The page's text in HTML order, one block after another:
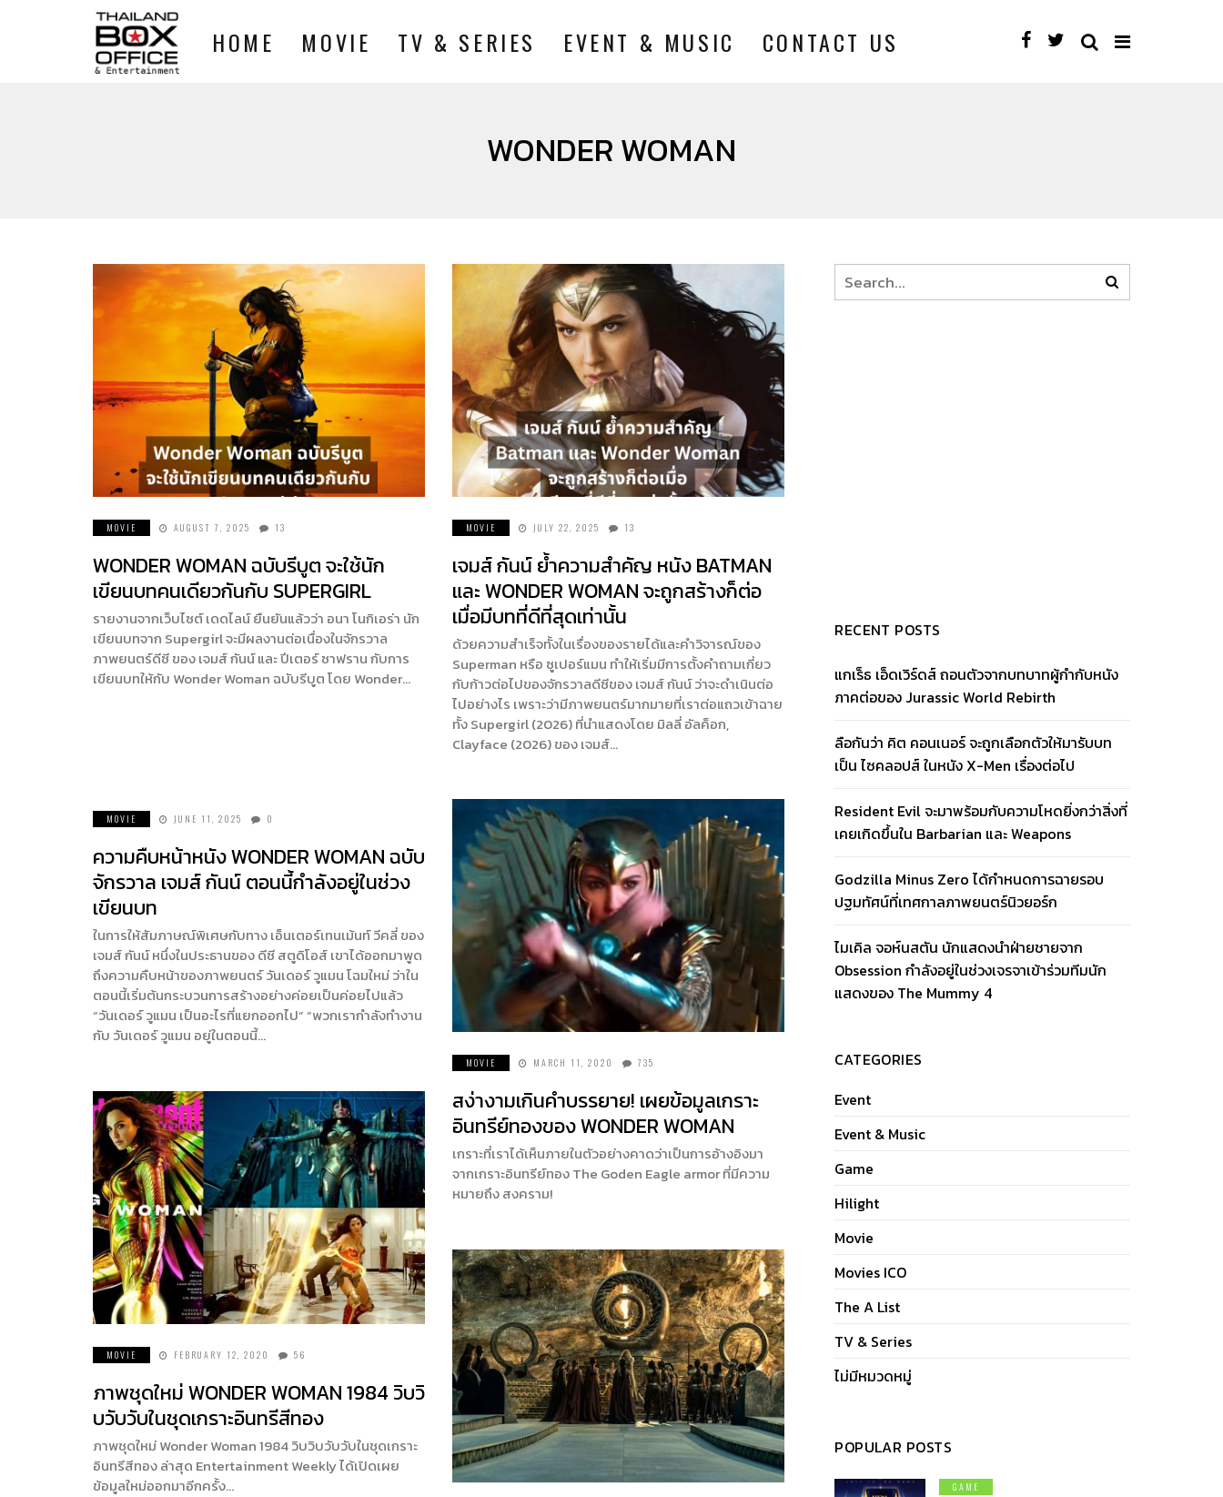
HOME MOVIE TV & SERIES EVENT & MUSIC CONTACT US
WONDER WOMAN
MOVIE AUGUST 7, 2025 13
WONDER WOMAN ฉบับรีบูต จะใช้นัก
เขียนบทคนเดียวกันกับ SUPERGIRL
รายงานจากเว็บไซต์ เดดไลน์ ยืนยันแล้วว่า อนา โนกิเอร่า นัก
เขียนบทจาก Supergirl จะมีผลงานต่อเนื่องในจักรวาล
ภาพยนตร์ดีซี ของ เจมส์ กันน์ และ ปีเตอร์ ซาฟราน กับการ
เขียนบทให้กับ Wonder Woman ฉบับรีบูต โดย Wonder…
MOVIE JULY 22, 2025 13
เจมส์ กันน์ ยํ้าความสำคัญ หนัง BATMAN
และ WONDER WOMAN จะถูกสร้างก็ต่อ
เมื่อมีบทที่ดีที่สุดเท่านั้น
ด้วยความสำเร็จทั้งในเรื่องของรายได้และคำวิจารณ์ของ
Superman หรือ ซูเปอร์แมน ทำให้เริ่มมีการตั้งคำถามเกี่ยว
กับก้าวต่อไปของจักรวาลดีซีของ เจมส์ กันน์ ว่าจะดำเนินต่อ
ไปอย่างไร เพราะว่ามีภาพยนตร์มากมายที่เราต่อแถวเข้าฉาย
ทั้ง Supergirl (2026) ที่นำแสดงโดย มิลลี่ อัลค็อก,
Clayface (2026) ของ เจมส์…
MOVIE JUNE 11, 2025 0
ความคืบหน้าหนัง WONDER WOMAN ฉบับ
จักรวาล เจมส์ กันน์ ตอนนี้กำลังอยู่ในช่วง
เขียนบท
ในการให้สัมภาษณ์พิเศษกับทาง เอ็นเตอร์เทนเม้นท์ วีคลี่ ของ
เจมส์ กันน์ หนึ่งในประธานของ ดีซี สตูดิโอส์ เขาได้ออกมาพูด
ถึงความคืบหน้าของภาพยนตร์ วันเดอร์ วูแมน โฉมใหม่ ว่าใน
ตอนนี้เริ่มต้นกระบวนการสร้างอย่างค่อยเป็นค่อยไปแล้ว
“วันเดอร์ วูแมน เป็นอะไรที่แยกออกไป” “พวกเรากำลังทำงาน
กับ วันเดอร์ วูแมน อยู่ในตอนนี้…
MOVIE MARCH 11, 2020 735
สง่างามเกินคำบรรยาย! เผยข้อมูลเกราะ
อินทรีย์ทองของ WONDER WOMAN
เกราะที่เราได้เห็นภายในตัวอย่างคาดว่าเป็นการอ้างอิงมา
จากเกราะอินทรีย์ทอง The Goden Eagle armor ที่มีความ
หมายถึง สงคราม!
MOVIE FEBRUARY 12, 2020 56
ภาพชุดใหม่ WONDER WOMAN 1984 วิบวิ
บวับวับในชุดเกราะอินทรีสีทอง
ภาพชุดใหม่ Wonder Woman 1984 วิบวิบวับวับในชุดเกราะ
อินทรีสีทอง ล่าสุด Entertainment Weekly ได้เปิดเผย
ข้อมูลใหม่ออกมาอีกครั้ง…
RECENT POSTS
แกเร็ธ เอ็ดเวิร์ดส์ ถอนตัวจากบทบาทผู้กำกับหนัง
ภาคต่อของ Jurassic World Rebirth
ลือกันว่า คิต คอนเนอร์ จะถูกเลือกตัวให้มารับบท
เป็น ไซคลอปส์ ในหนัง X-Men เรื่องต่อไป
Resident Evil จะมาพร้อมกับความโหดยิ่งกว่าสิ่งที่
เคยเกิดขึ้นใน Barbarian และ Weapons
Godzilla Minus Zero ได้กำหนดการฉายรอบ
ปฐมทัศน์ที่เทศกาลภาพยนตร์นิวยอร์ก
ไมเคิล จอห์นสตัน นักแสดงนำฝ่ายชายจาก
Obsession กำลังอยู่ในช่วงเจรจาเข้าร่วมทีมนัก
แสดงของ The Mummy 4
CATEGORIES
Event
Event & Music
Game
Hilight
Movie
Movies ICO
The A List
TV & Series
ไม่มีหมวดหมู่
POPULAR POSTS
GAME